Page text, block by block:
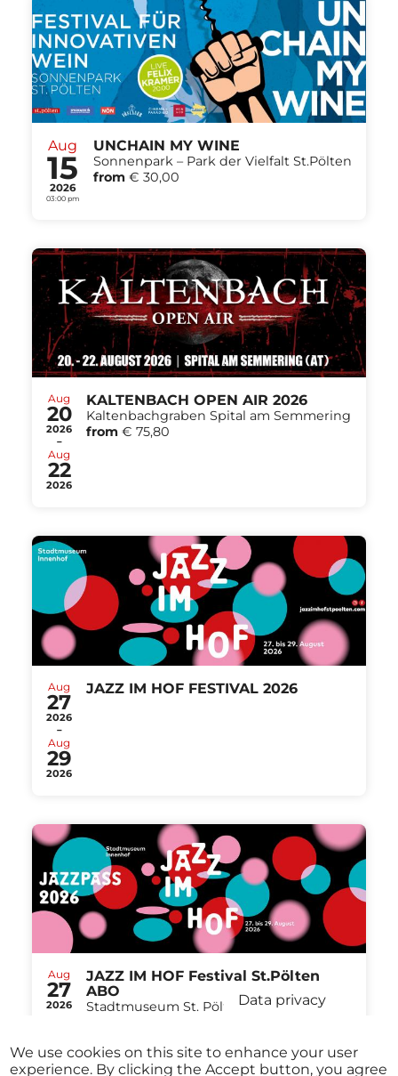
Aug
15
2026
03:00 pm
UNCHAIN MY WINE
Sonnenpark – Park der Vielfalt St.Pölten
from € 30,00
Aug
20
2026
-
Aug
22
2026
KALTENBACH OPEN AIR 2026
Kaltenbachgraben Spital am Semmering
from € 75,80
Aug
27
2026
-
Aug
29
2026
JAZZ IM HOF FESTIVAL 2026
Aug
27
2026
29
2026
JAZZ IM HOF Festival St.Pölten
ABO
Stadtmuseum St. Pölten St.Pölten
Data privacy
We use cookies on this site to enhance your user
experience. By clicking the Accept button, you agree